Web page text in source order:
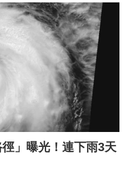
」曝光！連下雨3天